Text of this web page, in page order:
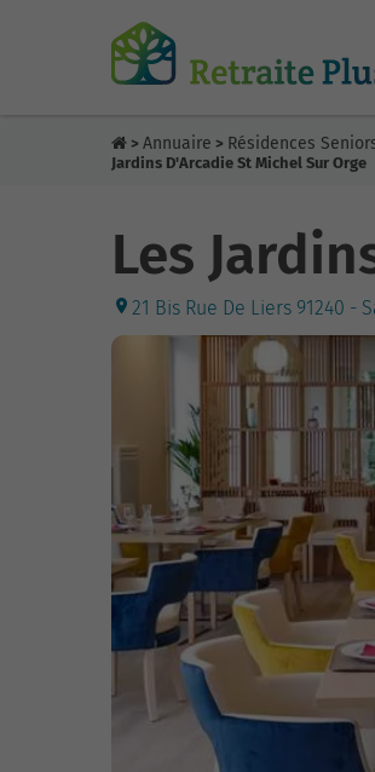
> Annuaire > Résidences
Jardins D'Arcadie St Michel Sur Orge
Les
21 Bis Rue De Liers 91240